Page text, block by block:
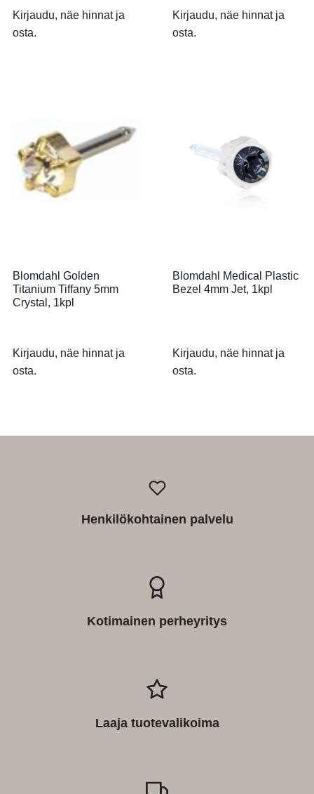
Kirjaudu, näe hinnat ja
osta.
Kirjaudu, näe hinnat ja
osta.
Blomdahl Golden
Titanium Tiffany 5mm
Crystal, 1kpl
Kirjaudu, näe hinnat ja
osta.
Blomdahl Medical Plastic
Bezel 4mm Jet, 1kpl
Kirjaudu, näe hinnat ja
osta.
Henkilökohtainen palvelu
Kotimainen perheyritys
Laaja tuotevalikoima